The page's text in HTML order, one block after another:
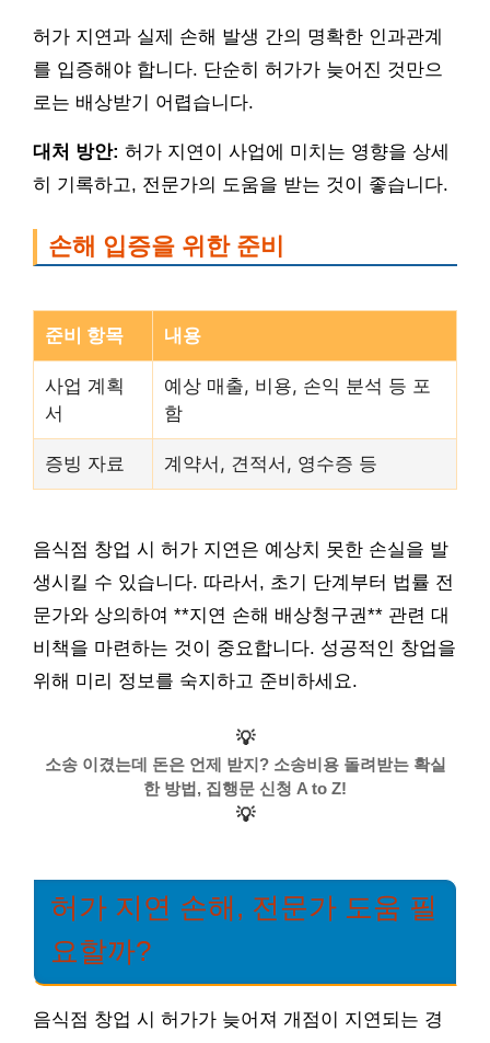
허가 지연과 실제 손해 발생 간의 명확한 인과관계
를 입증해야 합니다. 단순히 허가가 늦어진 것만으
로는 배상받기 어렵습니다.
대처 방안: 허가 지연이 사업에 미치는 영향을 상세
히 기록하고, 전문가의 도움을 받는 것이 좋습니다.
손해 입증을 위한 준비
준비 항목 내용
사업 계획
서
예상 매출, 비용, 손익 분석 등 포
함
증빙 자료 계약서, 견적서, 영수증 등
음식점 창업 시 허가 지연은 예상치 못한 손실을 발
생시킬 수 있습니다. 따라서, 초기 단계부터 법률 전
문가와 상의하여 **지연 손해 배상청구권** 관련 대
비책을 마련하는 것이 중요합니다. 성공적인 창업을
위해 미리 정보를 숙지하고 준비하세요.
💡
소송 이겼는데 돈은 언제 받지? 소송비용 돌려받는 확실
한 방법, 집행문 신청 A to Z!
💡
허가 지연 손해, 전문가 도움 필
요할까?
음식점 창업 시 허가가 늦어져 개점이 지연되는 경